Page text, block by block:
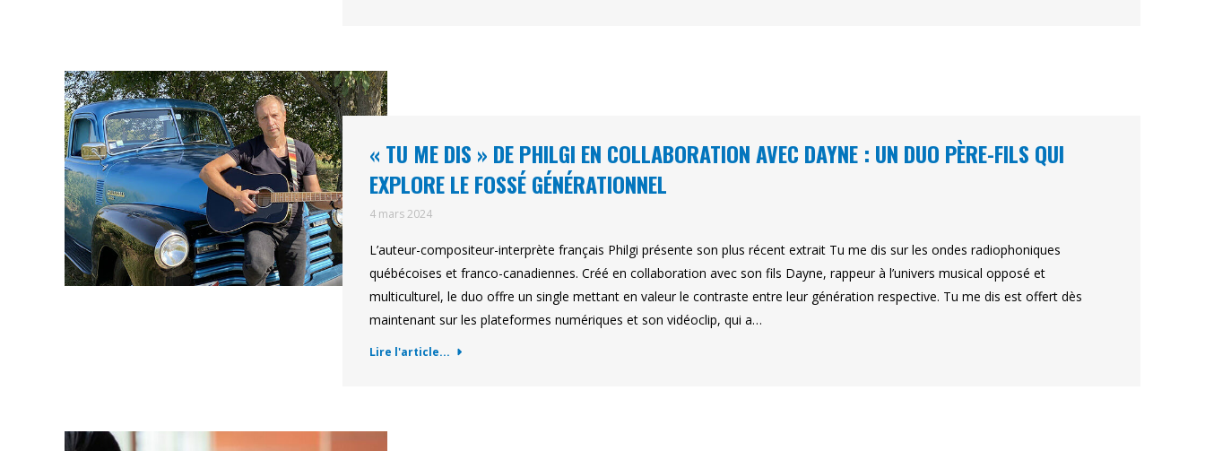
« TU ME DIS » DE PHILGI EN COLLABORATION AVEC DAYNE : UN DUO PÈRE-FILS QUI
EXPLORE LE FOSSÉ GÉNÉRATIONNEL
4 mars 2024
L’auteur-compositeur-interprète français Philgi présente son plus récent extrait Tu me dis sur les ondes radiophoniques
québécoises et franco-canadiennes. Créé en collaboration avec son fils Dayne, rappeur à l’univers musical opposé et
multiculturel, le duo offre un single mettant en valeur le contraste entre leur génération respective. Tu me dis est offert dès
maintenant sur les plateformes numériques et son vidéoclip, qui a…
Lire l'article...